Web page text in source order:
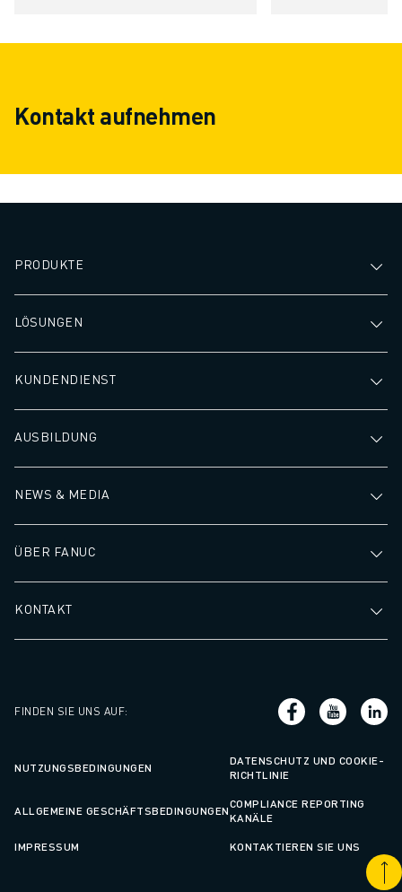
Kontakt aufnehmen
PRODUKTE
LÖSUNGEN
KUNDENDIENST
AUSBILDUNG
NEWS & MEDIA
ÜBER FANUC
KONTAKT
FINDEN SIE UNS AUF:
NUTZUNGSBEDINGUNGEN
DATENSCHUTZ UND COOKIE-
RICHTLINIE
ALLGEMEINE GESCHÄFTSBEDINGUNGEN
COMPLIANCE REPORTING
KANÄLE
IMPRESSUM KONTAKTIEREN SIE UNS